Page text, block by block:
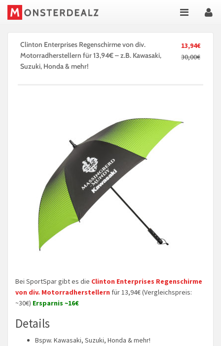
13,94€
30,00€
Clinton Enterprises Regenschirme von div.
Motorradherstellern für 13,94€ – z.B. Kawasaki,
Suzuki, Honda & mehr!
Bei SportSpar gibt es die Clinton Enterprises Regenschirme
von div. Motorradherstellern für 13,94€ (Vergleichspreis:
~30€) Ersparnis ~16€
Details
Bspw. Kawasaki, Suzuki, Honda & mehr!